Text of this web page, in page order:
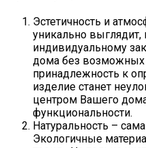
Эстетичность и
уникально выглядит,
индивидуальному
дома без возможных
принадлежность к
изделие станет
центром Вашего
функциональности.
Натуральность –
Экологичные